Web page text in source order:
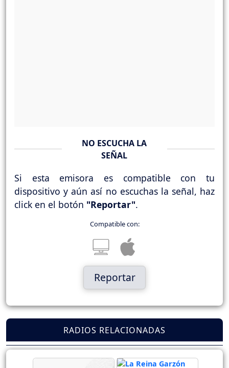
NO ESCUCHA LA
SEÑAL
Si esta emisora es compatible con tu
dispositivo y aún así no escuchas la señal, haz
click en el botón "Reportar".
Compatible con:
Reportar
RADIOS RELACIONADAS